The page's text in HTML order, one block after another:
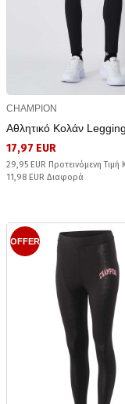
CHAMPION
Αθλητικό Κολάν
17,97 EUR
29,95 EUR Προτεινόμενη Τιμή
11,98 EUR Διαφορά
OFFER